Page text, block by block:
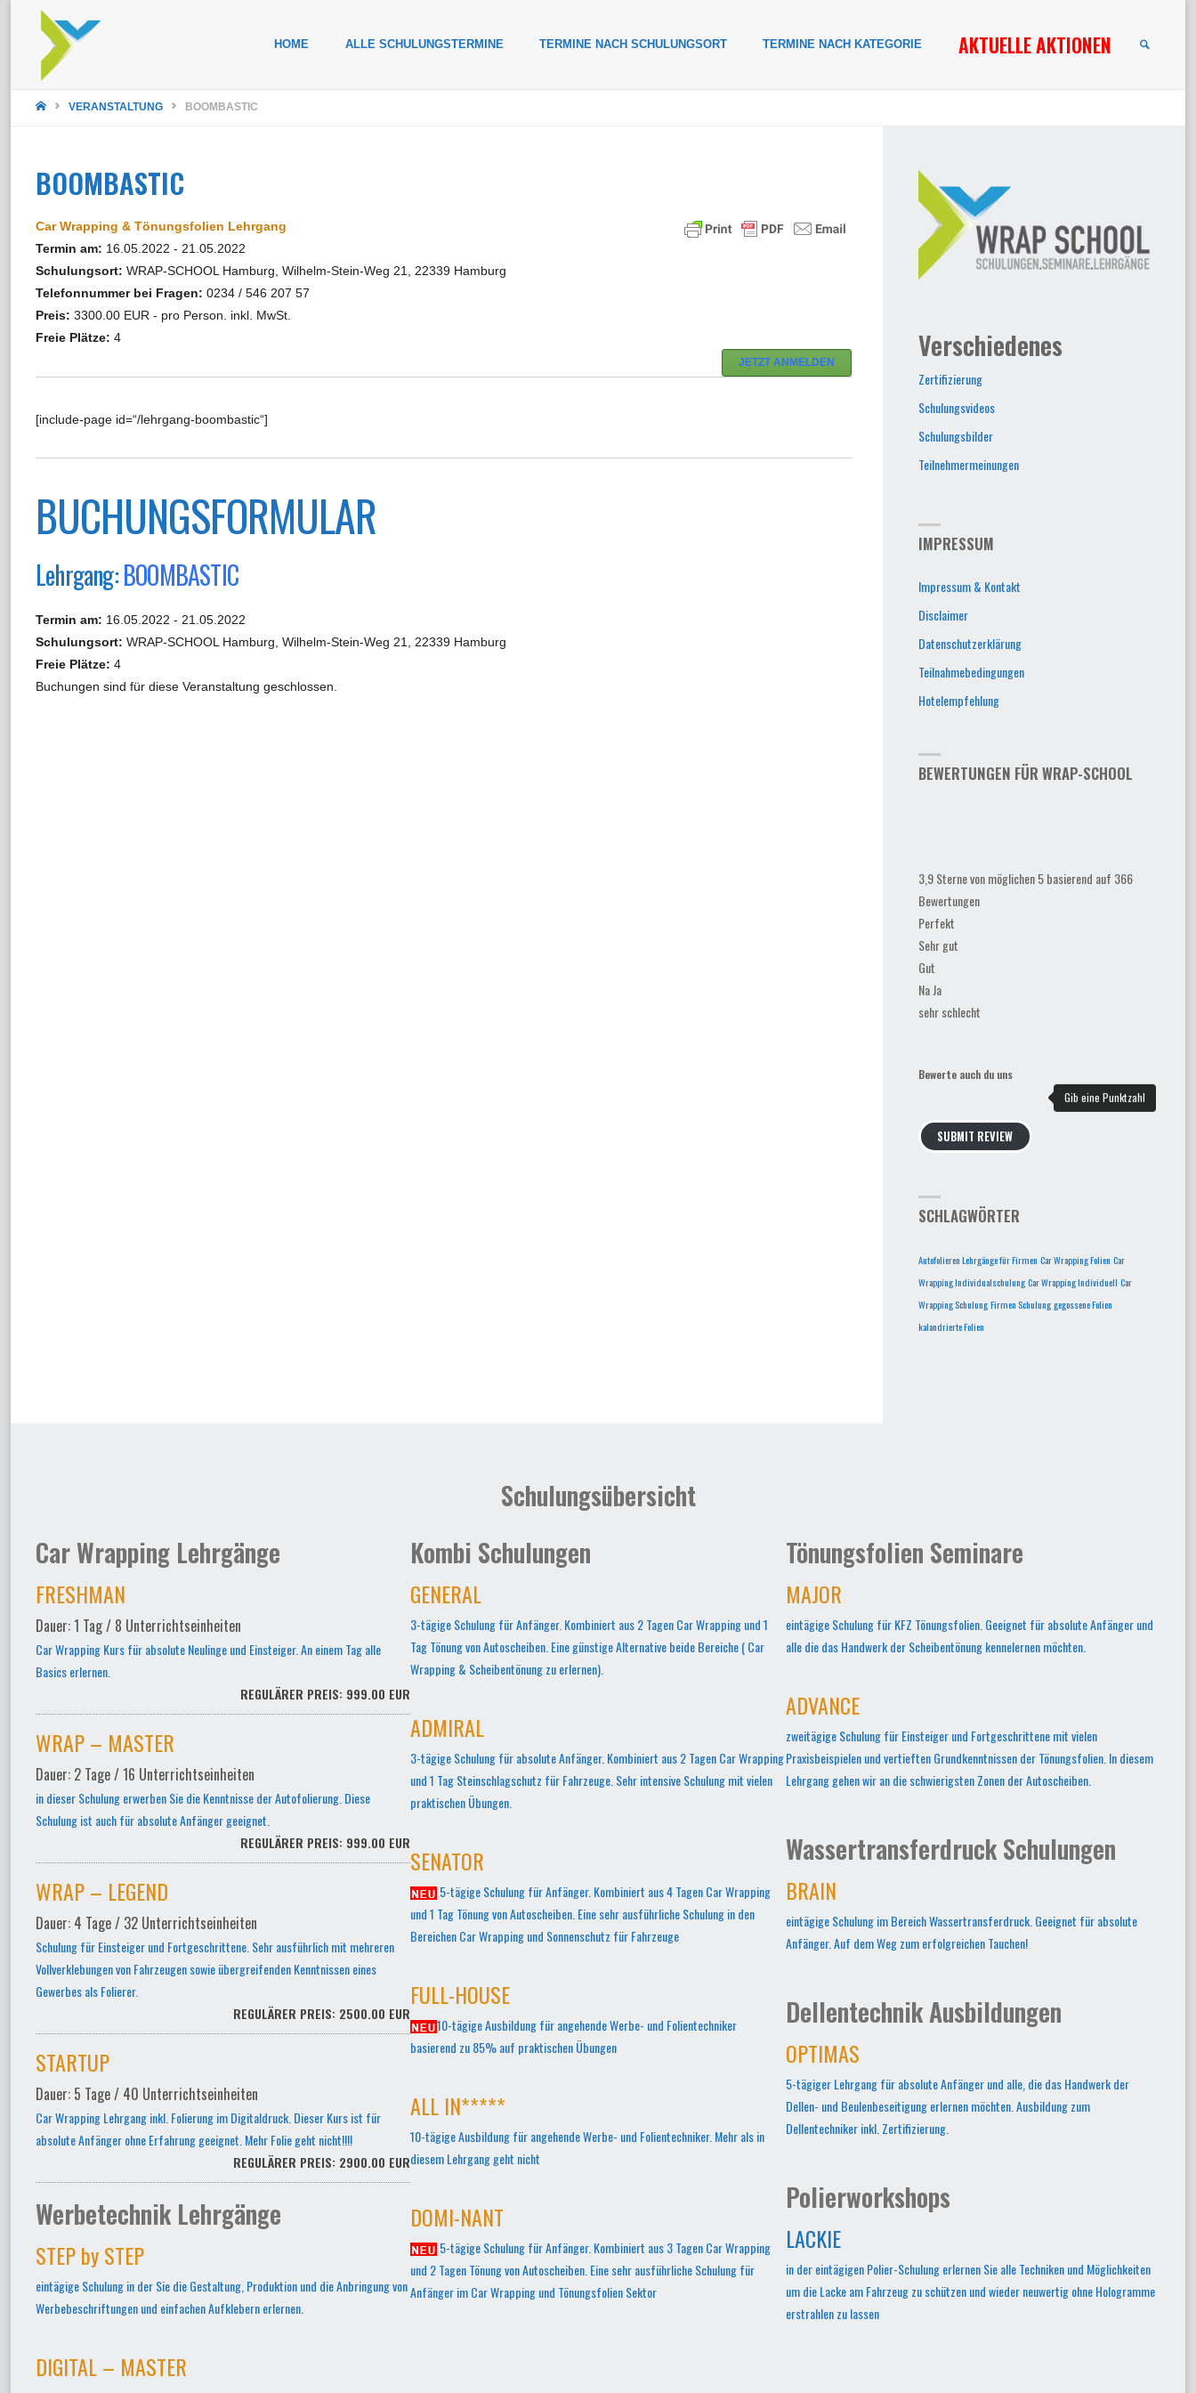
HOME ALLE SCHULUNGSTERMINE TERMINE NACH SCHULUNGSORT TERMINE NACH KATEGORIE AKTUELLE AKTIONEN
STARTSEITE
VERANSTALTUNG BOOMBASTIC
BOOMBASTIC
Car Wrapping & Tönungsfolien Lehrgang
Termin am: 16.05.2022 - 21.05.2022
Schulungsort: WRAP-SCHOOL Hamburg, Wilhelm-Stein-Weg 21, 22339 Hamburg
Telefonnummer bei Fragen: 0234 / 546 207 57
Preis: 3300.00 EUR - pro Person. inkl. MwSt.
Freie Plätze: 4
JETZT ANMELDEN
[include-page id=“/lehrgang-boombastic“]
BUCHUNGSFORMULAR
Lehrgang:BOOMBASTIC
Termin am: 16.05.2022 - 21.05.2022
Schulungsort: WRAP-SCHOOL Hamburg, Wilhelm-Stein-Weg 21, 22339 Hamburg
Freie Plätze: 4
Buchungen sind für diese Veranstaltung geschlossen.
Verschiedenes
Zertifizierung
Schulungsvideos
Schulungsbilder
Teilnehmermeinungen
IMPRESSUM
Impressum & Kontakt
Disclaimer
Datenschutzerklärung
Teilnahmebedingungen
Hotelempfehlung
BEWERTUNGEN FÜR WRAP-SCHOOL
3,9 Sterne von möglichen 5 basierend auf 366
Bewertungen
Perfekt
Sehr gut
Gut
Na Ja
sehr schlecht
Bewerte auch du uns
SUBMIT REVIEW
SCHLAGWÖRTER
Autofolieren Lehrgänge für Firmen Car Wrapping Folien Car
Wrapping Individualschulung Car Wrapping Individuell Car
Wrapping Schulung Firmen Schulung gegossene Folien
kalandrierte Folien
Schulungsübersicht
Car Wrapping Lehrgänge
FRESHMAN
Dauer: 1 Tag / 8 Unterrichtseinheiten
Car Wrapping Kurs für absolute Neulinge und Einsteiger. An einem Tag alle
Basics erlernen.
REGULÄRER PREIS: 999.00 EUR
WRAP – MASTER
Dauer: 2 Tage / 16 Unterrichtseinheiten
in dieser Schulung erwerben Sie die Kenntnisse der Autofolierung. Diese
Schulung ist auch für absolute Anfänger geeignet.
REGULÄRER PREIS: 999.00 EUR
WRAP – LEGEND
Dauer: 4 Tage / 32 Unterrichtseinheiten
Schulung für Einsteiger und Fortgeschrittene. Sehr ausführlich mit mehreren
Vollverklebungen von Fahrzeugen sowie übergreifenden Kenntnissen eines
Gewerbes als Folierer.
REGULÄRER PREIS: 2500.00 EUR
STARTUP
Dauer: 5 Tage / 40 Unterrichtseinheiten
Car Wrapping Lehrgang inkl. Folierung im Digitaldruck. Dieser Kurs ist für
absolute Anfänger ohne Erfahrung geeignet. Mehr Folie geht nicht!!!!
REGULÄRER PREIS: 2900.00 EUR
Werbetechnik Lehrgänge
STEP by STEP
eintägige Schulung in der Sie die Gestaltung, Produktion und die Anbringung von
Werbebeschriftungen und einfachen Aufklebern erlernen.
DIGITAL – MASTER
Kombi Schulungen
GENERAL
3-tägige Schulung für Anfänger. Kombiniert aus 2 Tagen Car Wrapping und 1
Tag Tönung von Autoscheiben. Eine günstige Alternative beide Bereiche ( Car
Wrapping & Scheibentönung zu erlernen).
ADMIRAL
3-tägige Schulung für absolute Anfänger. Kombiniert aus 2 Tagen Car Wrapping
und 1 Tag Steinschlagschutz für Fahrzeuge. Sehr intensive Schulung mit vielen
praktischen Übungen.
SENATOR
5-tägige Schulung für Anfänger. Kombiniert aus 4 Tagen Car Wrapping
und 1 Tag Tönung von Autoscheiben. Eine sehr ausführliche Schulung in den
Bereichen Car Wrapping und Sonnenschutz für Fahrzeuge
FULL-HOUSE
10-tägige Ausbildung für angehende Werbe- und Folientechniker
basierend zu 85% auf praktischen Übungen
ALL IN*****
10-tägige Ausbildung für angehende Werbe- und Folientechniker. Mehr als in
diesem Lehrgang geht nicht
DOMI-NANT
5-tägige Schulung für Anfänger. Kombiniert aus 3 Tagen Car Wrapping
und 2 Tagen Tönung von Autoscheiben. Eine sehr ausführliche Schulung für
Anfänger im Car Wrapping und Tönungsfolien Sektor
Tönungsfolien Seminare
MAJOR
eintägige Schulung für KFZ Tönungsfolien. Geeignet für absolute Anfänger und
alle die das Handwerk der Scheibentönung kennelernen möchten.
ADVANCE
zweitägige Schulung für Einsteiger und Fortgeschrittene mit vielen
Praxisbeispielen und vertieften Grundkenntnissen der Tönungsfolien. In diesem
Lehrgang gehen wir an die schwierigsten Zonen der Autoscheiben.
Wassertransferdruck Schulungen
BRAIN
eintägige Schulung im Bereich Wassertransferdruck. Geeignet für absolute
Anfänger. Auf dem Weg zum erfolgreichen Tauchen!
Dellentechnik Ausbildungen
OPTIMAS
5-tägiger Lehrgang für absolute Anfänger und alle, die das Handwerk der
Dellen- und Beulenbeseitigung erlernen möchten. Ausbildung zum
Dellentechniker inkl. Zertifizierung.
Polierworkshops
LACKIE
in der eintägigen Polier-Schulung erlernen Sie alle Techniken und Möglichkeiten
um die Lacke am Fahrzeug zu schützen und wieder neuwertig ohne Hologramme
erstrahlen zu lassen